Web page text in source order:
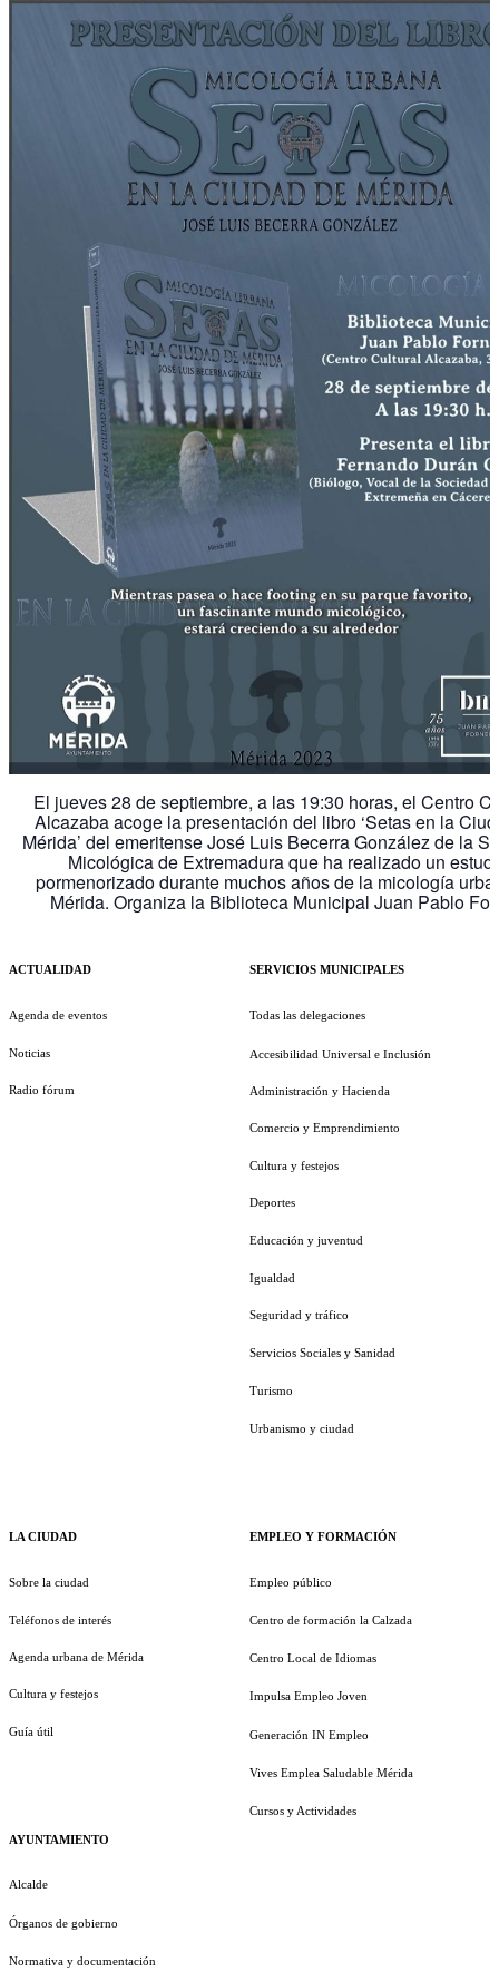
El jueves 28 de septiembre, a las 19:30 horas, el Centro
Alcazaba acoge la presentación del libro ‘Setas en la
Mérida’ del emeritense José Luis Becerra González de la
Micológica de Extremadura que ha realizado un
pormenorizado durante muchos años de la micología
Mérida. Organiza la Biblioteca Municipal Juan Pablo
ACTUALIDAD
Agenda de eventos
Noticias
Radio fórum
LA CIUDAD
Sobre la ciudad
Teléfonos de interés
Agenda urbana de Mérida
Cultura y festejos
Guía útil
AYUNTAMIENTO
Alcalde
Órganos de gobierno
Normativa y documentación
SERVICIOS MUNICIPALES
Todas las delegaciones
Accesibilidad Universal e Inclusión
Administración y Hacienda
Comercio y Emprendimiento
Cultura y festejos
Deportes
Educación y juventud
Igualdad
Seguridad y tráfico
Servicios Sociales y Sanidad
Turismo
Urbanismo y ciudad
EMPLEO Y FORMACIÓN
Empleo público
Centro de formación la Calzada
Centro Local de Idiomas
Impulsa Empleo Joven
Generación IN Empleo
Vives Emplea Saludable Mérida
Cursos y Actividades